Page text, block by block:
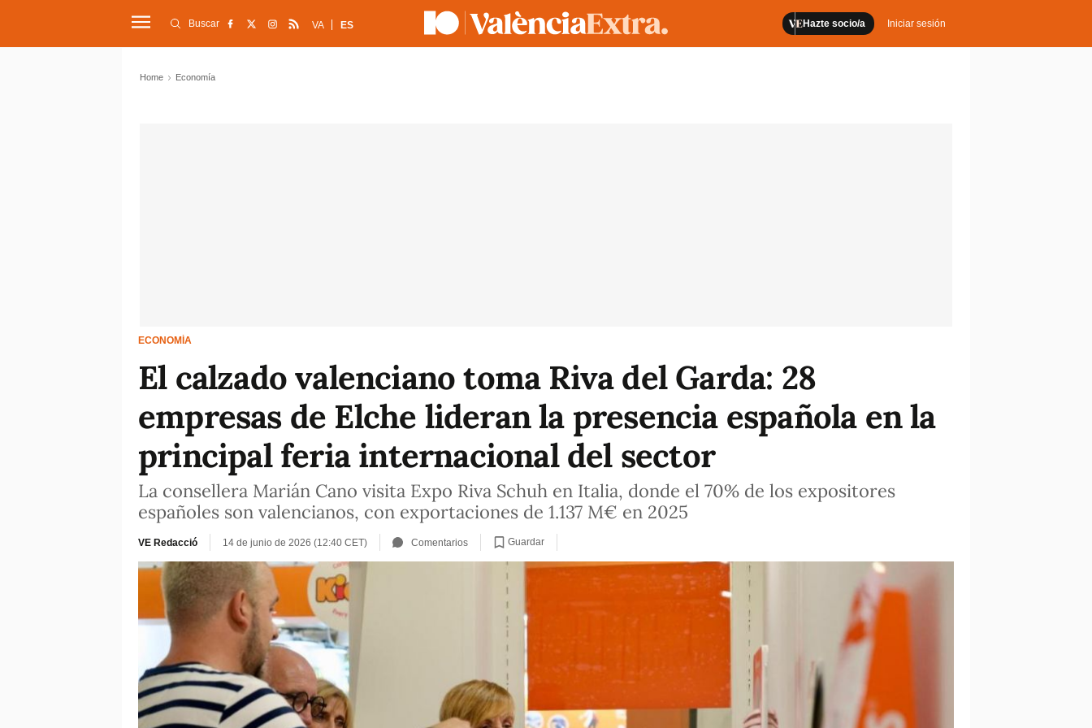
Hazte socio/a Iniciar sesión
Buscar VA ES
Home Economía
ECONOMÍA
El calzado valenciano toma Riva del Garda: 28
empresas de Elche lideran la presencia española en la
principal feria internacional del sector
La consellera Marián Cano visita Expo Riva Schuh en Italia, donde el 70% de los expositores
españoles son valencianos, con exportaciones de 1.137 M€ en 2025
VE Redacció 14 de junio de 2026 (12:40 CET) Comentarios Guardar